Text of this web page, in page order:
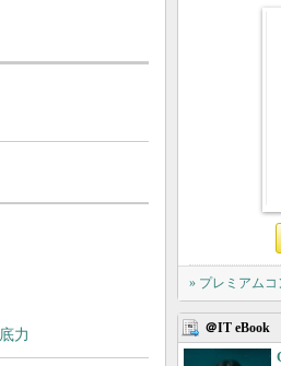
» プレミアム
＠IT eBook